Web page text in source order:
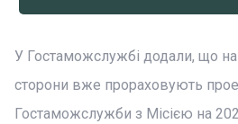
У Гостаможслужбі додали, що
сторони вже прораховують
Гостаможслужби з Місією на